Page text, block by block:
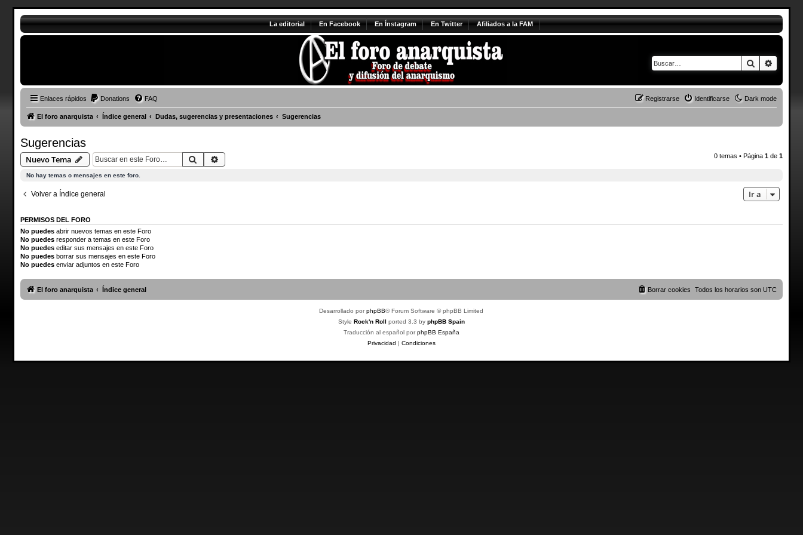
La editorial En Facebook En Ínstagram En Twitter Afiliados a la FAM
Buscar
Enlaces rápidos Dark mode
Donations FAQ Identificarse
Registrarse
El foro anarquista Índice general Dudas, sugerencias y presentaciones Sugerencias
Sugerencias
Nuevo Tema Buscar 0 temas • Página1 de1
No hay temas o mensajes en este foro.
Volver a Índice general Ir a
PERMISOS DEL FORO
No puedesabrir nuevos temas en este Foro
No puedesresponder a temas en este Foro
No puedeseditar sus mensajes en este Foro
No puedesborrar sus mensajes en este Foro
No puedesenviar adjuntos en este Foro
El foro anarquista Índice general Todos los horarios sonUTC
Borrar cookies
Desarrollado porphpBB® Forum Software © phpBB Limited
Style Rock'n Roll ported 3.3 by phpBB Spain
Traducción al español porphpBB España
Privacidad | Condiciones